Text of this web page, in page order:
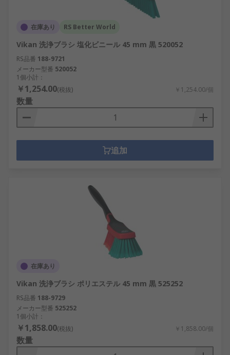
在庫あり RS Better World
Vikan 洗浄ブラシ 塩化ビニール 45 mm 黒 520052
RS品番 188-9721
メーカー型番 520052
1個小計：
￥1,254.00(税抜) ￥1,254.00/個
数量
追加
在庫あり
Vikan 洗浄ブラシ ポリエステル 45 mm 黒 525252
RS品番 188-9729
メーカー型番 525252
1個小計：
￥1,858.00(税抜) ￥1,858.00/個
数量